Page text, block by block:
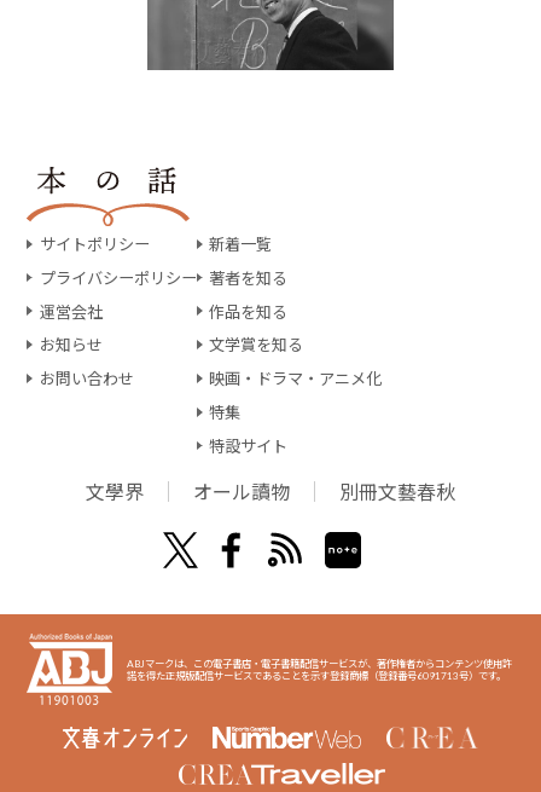
サイトポリシー
プライバシーポリシー
運営会社
お知らせ
お問い合わせ
新着一覧
著者を知る
作品を知る
文学賞を知る
映画・ドラマ・アニメ化
特集
特設サイト
文學界 オール讀物 別冊文藝春秋
ABJマークは、この電子書店・電子書籍配信サービスが、著作権者からコンテンツ使用許
諾を得た正規版配信サービスであることを示す登録商標（登録番号6091713号）です。